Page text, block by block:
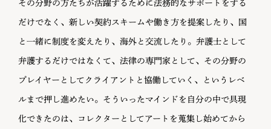
その分野の方たちが活躍するために法務的なサポートをする
だけでなく、新しい契約スキームや働き方を提案したり、国
と一緒に制度を変えたり、海外と交流したり。弁護士として
弁護するだけではなくて、法律の専門家として、その分野の
プレイヤーとしてクライアントと協働していく、というレベ
ルまで押し進めたい。そういったマインドを自分の中で具現
化できたのは、コレクターとしてアートを蒐集し始めてから